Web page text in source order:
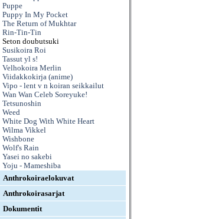
Puppe
Puppy In My Pocket
The Return of Mukhtar
Rin-Tin-Tin
Seton doubutsuki
Susikoira Roi
Tassut yl s!
Velhokoira Merlin
Viidakkokirja (anime)
Vipo - lent v n koiran seikkailut
Wan Wan Celeb Soreyuke!
Tetsunoshin
Weed
White Dog With White Heart
Wilma Vikkel
Wishbone
Wolf's Rain
Yasei no sakebi
Yoju - Mameshiba
Anthrokoiraelokuvat
Anthrokoirasarjat
Dokumentit